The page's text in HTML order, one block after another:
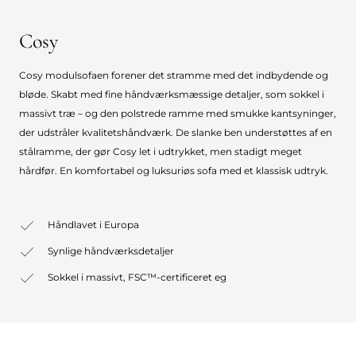
Cosy
Cosy modulsofaen forener det stramme med det indbydende og
bløde. Skabt med fine håndværksmæssige detaljer, som sokkel i
massivt træ – og den polstrede ramme med smukke kantsyninger,
der udstråler kvalitetshåndværk. De slanke ben understøttes af en
stålramme, der gør Cosy let i udtrykket, men stadigt meget
hårdfør. En komfortabel og luksuriøs sofa med et klassisk udtryk.
Håndlavet i Europa
Synlige håndværksdetaljer
Sokkel i massivt, FSC™-certificeret eg